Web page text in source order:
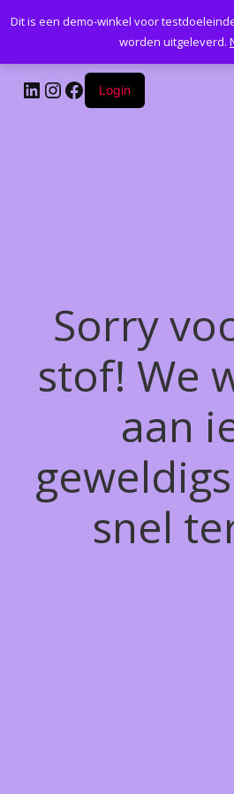
LinkedIn
Instagram
Facebook
Login
Sorry
stof! We
aan
snel
Dit is een demo-winkel voor
worden uitgeleverd.